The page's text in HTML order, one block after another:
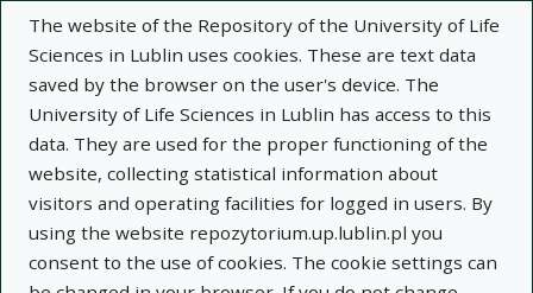
The website of the Repository of the University of Life
Sciences in Lublin uses cookies. These are text data
saved by the browser on the user's device. The
University of Life Sciences in Lublin has access to this
data. They are used for the proper functioning of the
website, collecting statistical information about
visitors and operating facilities for logged in users. By
using the website repozytorium.up.lublin.pl you
consent to the use of cookies. The cookie settings can